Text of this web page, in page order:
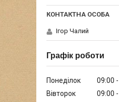
Ігор Чалий
Графік роботи
Понеділок 09:00
Вівторок
09:00